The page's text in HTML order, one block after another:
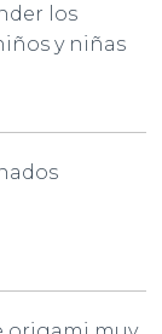
los
y niñas